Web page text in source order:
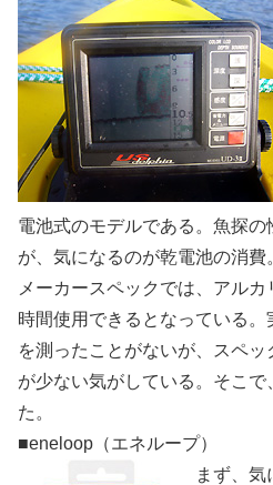
電池式のモデルである。魚探
が、気になるのが乾電池の消費
メーカースペックでは、アル
時間使用できるとなっている
を測ったことがないが、スペ
が少ない気がしている。そこ
た。
■eneloop（エネループ）
まず、気